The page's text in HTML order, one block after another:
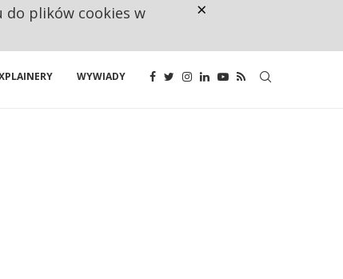
WYWIADY
do plików cookies w
×